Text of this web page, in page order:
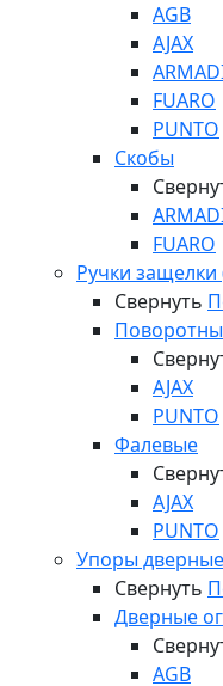
AGB
AJAX
FUARO
PUNTO
Скобы
FUARO
Ручки
Свернуть
AJAX
PUNTO
Фалевые
AJAX
PUNTO
Упоры дверные
Свернуть
Дверные
AGB